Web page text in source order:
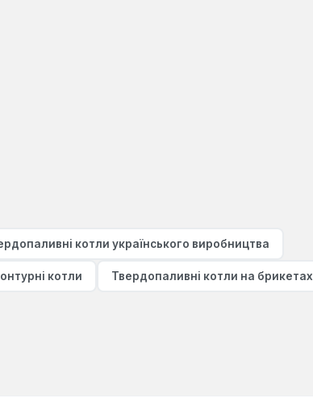
котли українського виробництва
котли Твердопаливні котли на брикетах